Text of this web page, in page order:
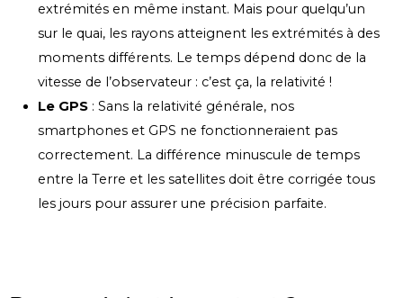
extrémités en même instant. Mais pour quelqu’un
sur le quai, les rayons atteignent les extrémités à des
moments différents. Le temps dépend donc de la
vitesse de l’observateur : c’est ça, la relativité !
Le GPS : Sans la relativité générale, nos
smartphones et GPS ne fonctionneraient pas
correctement. La différence minuscule de temps
entre la Terre et les satellites doit être corrigée tous
les jours pour assurer une précision parfaite.